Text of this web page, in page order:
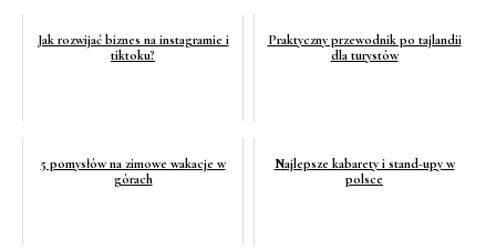
Jak rozwijać biznes na instagramie i
tiktoku?
Praktyczny przewodnik po tajlandii
dla turystów
5 pomysłów na zimowe wakacje w
górach
Najlepsze kabarety i stand-upy w
polsce